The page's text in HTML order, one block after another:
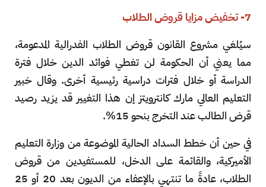
7- تخفيض مزايا قروض الطلاب
سيُلغي مشروع القانون قروض الطلاب الفدرالية المدعومة،
مما يعني أن الحكومة لن تغطي فوائد الدين خلال فترة
الدراسة أو خلال فترات دراسية رئيسية أخرى. وقال خبير
التعليم العالي مارك كانترويتز إن هذا التغيير قد يزيد رصيد
قرض الطالب عند التخرج بنحو 15%.
في حين أن خطط السداد الحالية الموضوعة من وزارة التعليم
الأميركية، والقائمة على الدخل، للمستفيدين من قروض
الطلاب، عادةً ما تنتهي بالإعفاء من الديون بعد 20 أو 25